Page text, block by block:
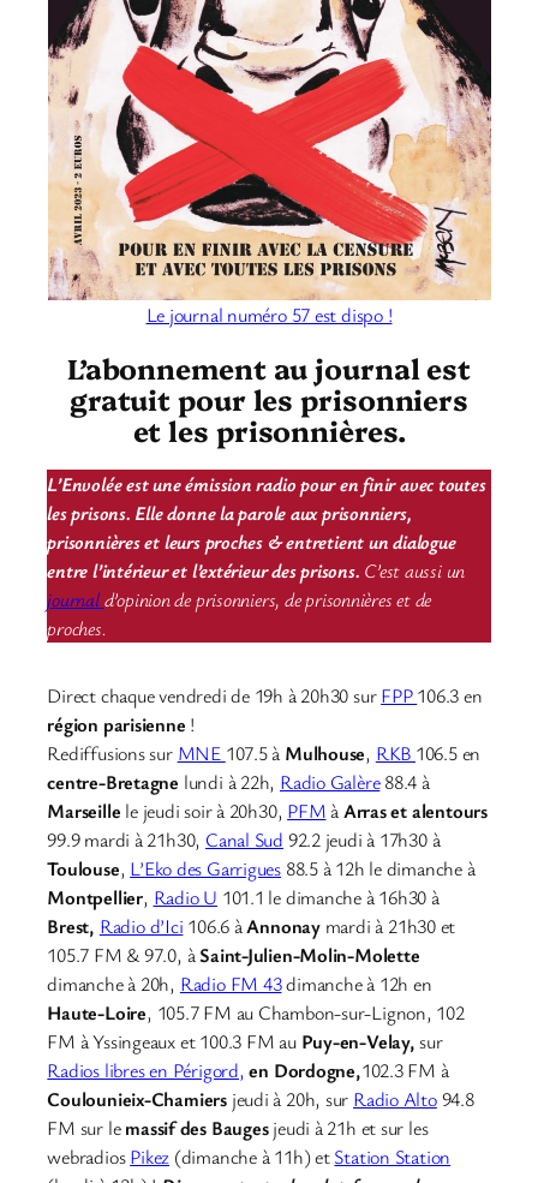
Le journal numéro 57 est dispo !
L’abonnement au journal est
gratuit pour les prisonniers
et les prisonnières.
L’Envolée est une émission radio pour en finir avec toutes
les prisons. Elle donne la parole aux prisonniers,
prisonnières et leurs proches & entretient un dialogue
entre l’intérieur et l’extérieur des prisons. C’est aussi un
journald’opinion de prisonniers, de prisonnières et de
proches.
Direct chaque vendredi de 19h à 20h30 surFPP106.3 en
région parisienne !
Rediffusions sur MNE 107.5 à Mulhouse, RKB 106.5 en
centre-Bretagne lundi à 22h, Radio Galère88.4 à
Marseille le jeudi soir à 20h30, PFMàArras et alentours
99.9 mardi à 21h30, Canal Sud 92.2 jeudi à 17h30 à
Toulouse, L’Eko des Garrigues 88.5 à 12h le dimanche à
Montpellier, Radio U 101.1 le dimanche à 16h30 à
Brest, Radio d’Ici 106.6 àAnnonay mardi à 21h30 et
105.7 FM & 97.0, àSaint-Julien-Molin-Molette
dimanche à 20h, Radio FM 43dimanche à 12h en
Haute-Loire, 105.7 FM au Chambon-sur-Lignon, 102
FM à Yssingeaux et 100.3 FM au Puy-en-Velay,sur
Radios libres en Périgord, en Dordogne,102.3 FM à
Coulounieix-Chamiers jeudi à 20h, sur Radio Alto94.8
FM sur lemassif des Baugesjeudi à 21h et sur les
webradiosPikez (dimanche à 11h) etStation Station